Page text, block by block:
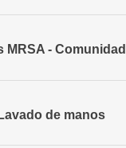
- Comunidad
de manos